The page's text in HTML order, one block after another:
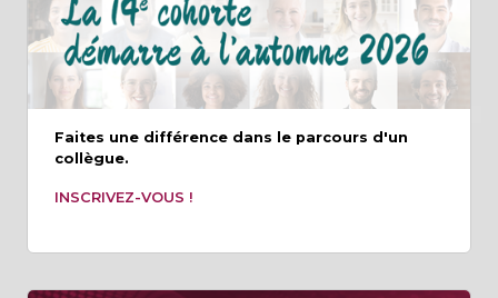
Faites une différence dans le parcours d'un
collègue.
INSCRIVEZ-VOUS !